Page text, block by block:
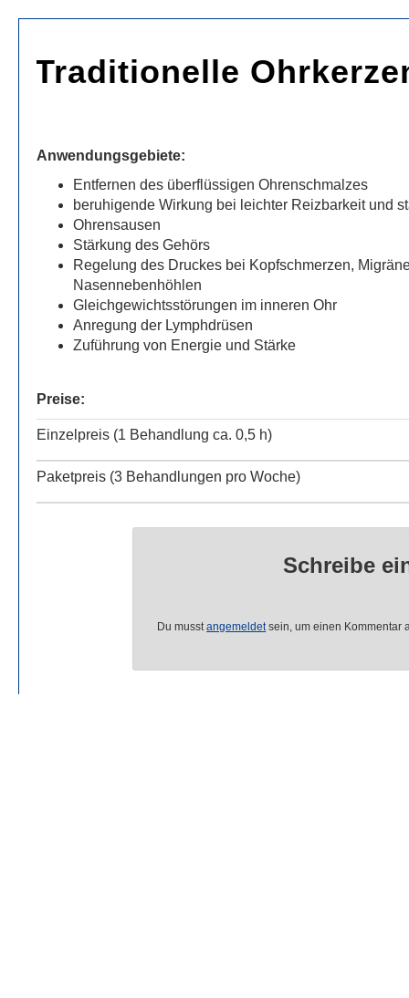
Traditionelle
Anwen­dungs­ge­biete:
Entfer­nen des über­flüs­si­gen Ohrenschmalzes
beru­hi­gende Wirkung bei leich­ter Reiz­bar­keit und
Ohren­sausen
Stär­kung des Gehörs
Rege­lung des Druckes bei Kopf­schmer­zen,
Nasennebenhöhlen
Gleich­ge­wichts­stö­run­gen im inne­ren Ohr
Anre­gung der Lymphdrüsen
Zufüh­rung von Ener­gie und Stärke
Preise:
Einzel­preis (1 Behand­lung ca. 0,5 h)
Paket­preis (3 Behand­lun­gen pro Woche)
Schreibe
Du musstangemeldetsein, um einen Kommentar